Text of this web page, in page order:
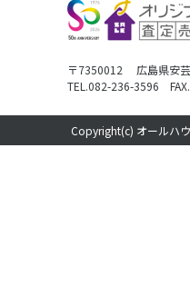
〒7350012 広島県安
TEL.082-236-3596
Copyright(c) オールハ